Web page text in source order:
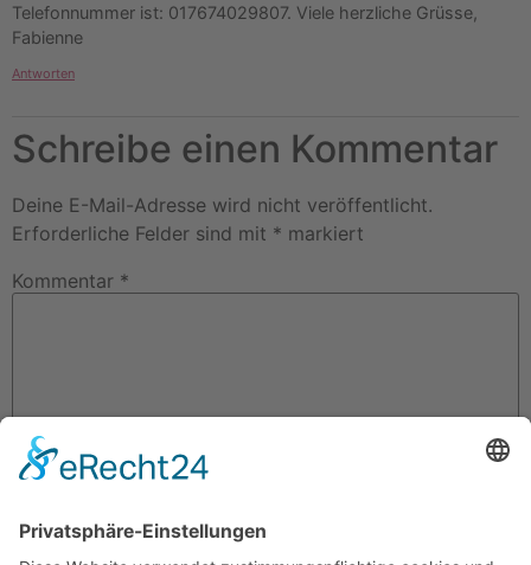
Telefonnummer ist: 017674029807. Viele herzliche Grüsse,
Fabienne
Antworten
Schreibe einen Kommentar
Deine E-Mail-Adresse wird nicht veröffentlicht.
Erforderliche Felder sind mit * markiert
Kommentar *